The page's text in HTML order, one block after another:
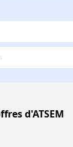
d'ATSEM